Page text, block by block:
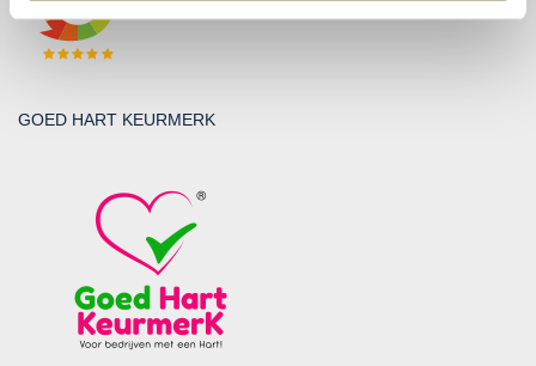
GOED HART KEURMERK